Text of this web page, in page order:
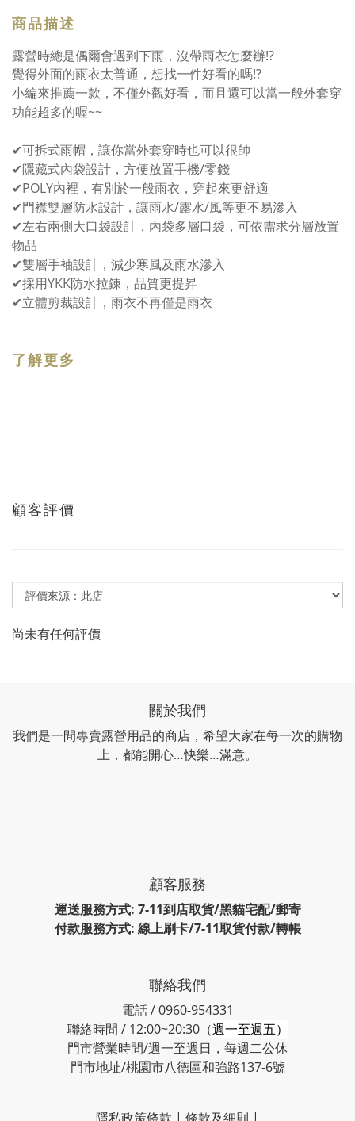
商品描述
露營時總是偶爾會遇到下雨，沒帶雨衣怎麼辦⁉
覺得外面的雨衣太普通，想找一件好看的嗎⁉
小編來推薦一款，不僅外觀好看，而且還可以當一般外套穿
功能超多的喔~~
✔可拆式雨帽，讓你當外套穿時也可以很帥
✔隱藏式內袋設計，方便放置手機/零錢
✔POLY內裡，有別於一般雨衣，穿起來更舒適
✔門襟雙層防水設計，讓雨水/露水/風等更不易滲入
✔左右兩側大口袋設計，內袋多層口袋，可依需求分層放置
物品
✔雙層手袖設計，減少寒風及雨水滲入
✔採用YKK防水拉錬，品質更提昇
✔立體剪裁設計，雨衣不再僅是雨衣
了解更多
顧客評價
尚未有任何評價
關於我們
我們是一間專賣露營用品的商店，希望大家在每一次的購物
上，都能開心…快樂…滿意。
顧客服務
運送服務方式: 7-11到店取貨/黑貓宅配/郵寄
付款服務方式: 線上刷卡/7-11取貨付款/轉帳
聯絡我們
電話 / 0960-954331
聯絡時間 / 12:00~20:30（週一至週五）
門市營業時間/週一至週日，每週二公休
門市地址/桃園市八德區和強路137-6號